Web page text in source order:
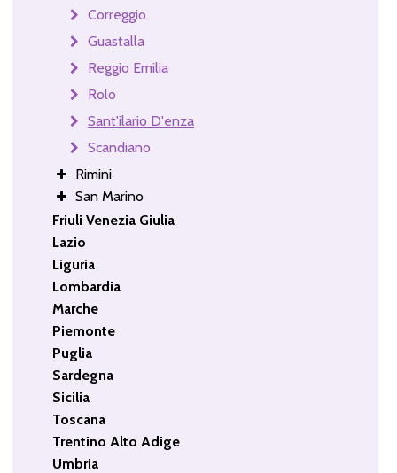
Correggio
Guastalla
Reggio Emilia
Rolo
Sant'ilario D'enza
Scandiano
Rimini
San Marino
Friuli Venezia Giulia
Lazio
Liguria
Lombardia
Marche
Piemonte
Puglia
Sardegna
Sicilia
Toscana
Trentino Alto Adige
Umbria